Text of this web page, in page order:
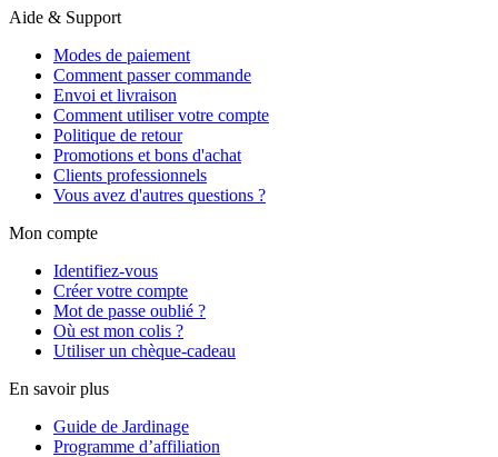
Aide & Support
Modes de paiement
Comment passer commande
Envoi et livraison
Comment utiliser votre compte
Politique de retour
Promotions et bons d'achat
Clients professionnels
Vous avez d'autres questions ?
Mon compte
Identifiez-vous
Créer votre compte
Mot de passe oublié ?
Où est mon colis ?
Utiliser un chèque-cadeau
En savoir plus
Guide de Jardinage
Programme d’affiliation